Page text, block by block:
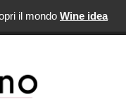
il mondo Wine idea